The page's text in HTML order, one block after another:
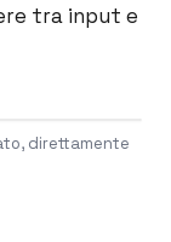
tra input e
direttamente